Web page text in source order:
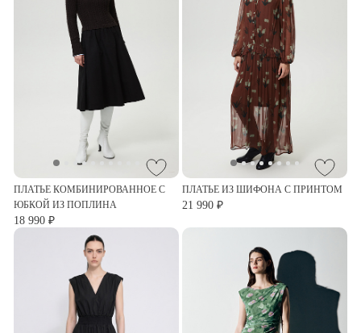
ПЛАТЬЕ КОМБИНИРОВАННОЕ С
ЮБКОЙ ИЗ ПОПЛИНА
18 990 ₽
ПЛАТЬЕ ИЗ ШИФОНА С ПРИНТОМ
21 990 ₽